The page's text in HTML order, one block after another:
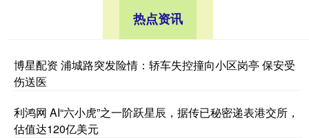
热点资讯
博星配资 浦城路突发险情：轿车失控撞向小区岗亭 保安受
伤送医
利鸿网 AI“六小虎”之一阶跃星辰，据传已秘密递表港交所，
估值达120亿美元